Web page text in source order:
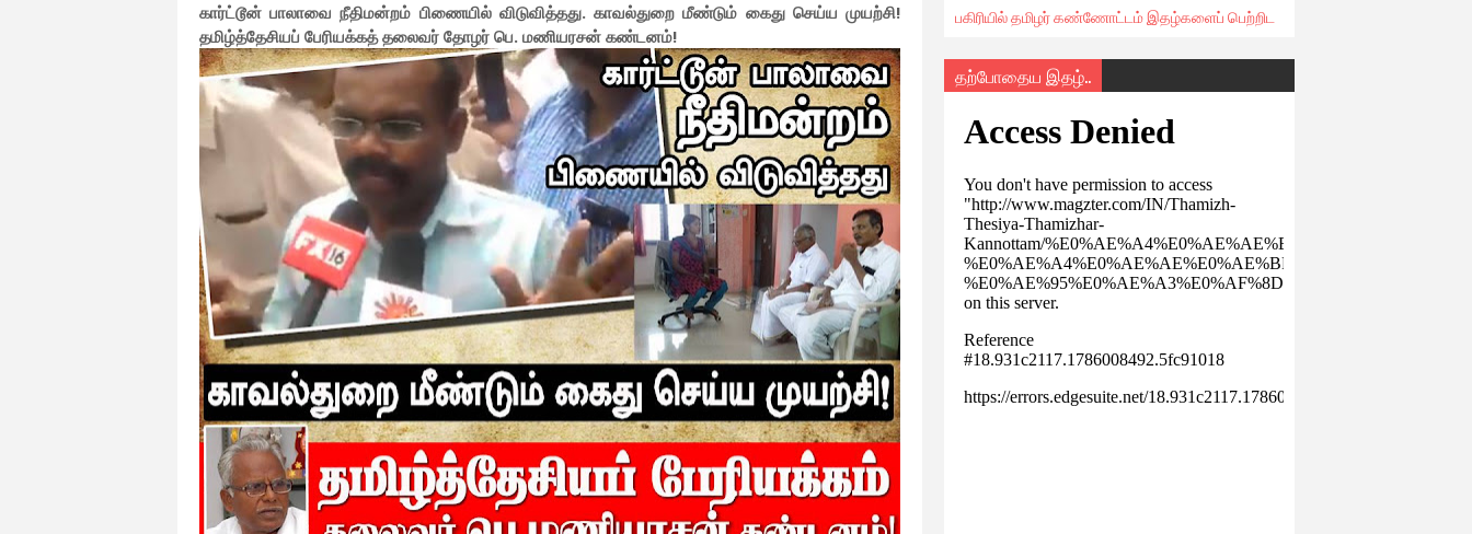
கார்ட்டூன் பாலாவை நீதிமன்றம் பிணையில் விடுவித்தது. காவல்துறை மீண்டும் கைது செய்ய முயற்சி!
தமிழ்த்தேசியப் பேரியக்கத் தலைவர் தோழர் பெ. மணியரசன் கண்டனம்!
பகிரியில் தமிழர் கண்ணோட்டம் இதழ்களைப் பெற்றிட
தற்போதைய இதழ்..